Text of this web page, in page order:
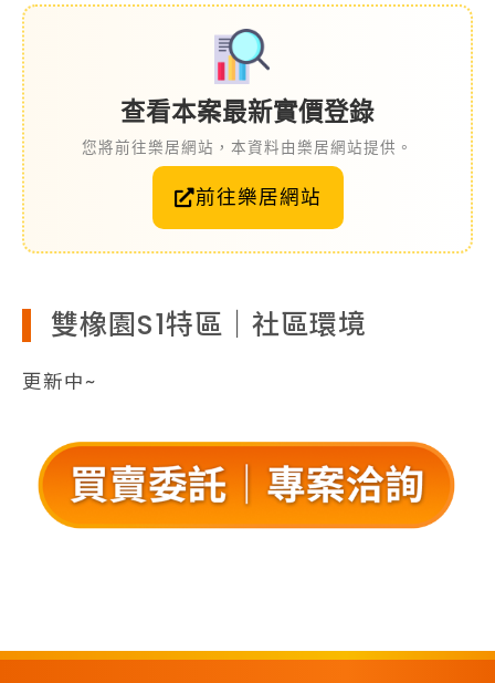
查看本案最新實價登錄
您將前往樂居網站，本資料由樂居網站提供。
前往樂居網站
雙橡園S1特區｜社區環境
更新中~